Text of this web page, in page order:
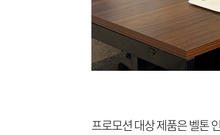
프로모션 대상 제품은 벨톤